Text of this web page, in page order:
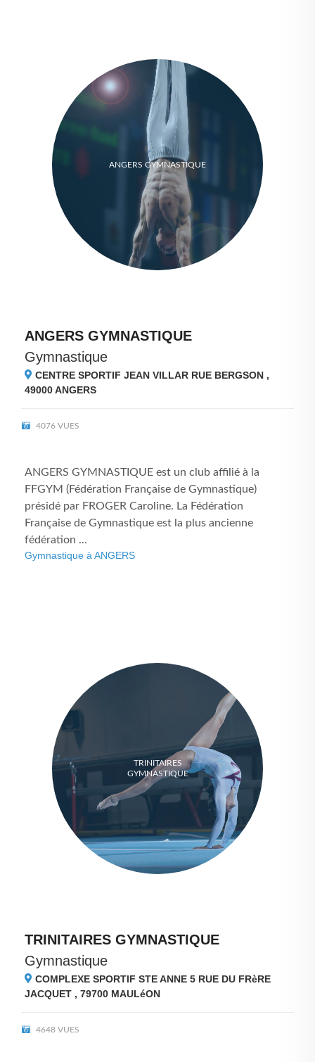
ANGERS GYMNASTIQUE
ANGERS GYMNASTIQUE
Gymnastique
CENTRE SPORTIF JEAN VILLAR RUE BERGSON ,
49000ANGERS
4076 VUES
ANGERS GYMNASTIQUE est un club affilié à la
FFGYM (Fédération Française de Gymnastique)
présidé par FROGER Caroline. La Fédération
Française de Gymnastique est la plus ancienne
fédération ...
Gymnastique à ANGERS
TRINITAIRES
GYMNASTIQUE
TRINITAIRES GYMNASTIQUE
Gymnastique
COMPLEXE SPORTIF STE ANNE 5 RUE DU FRèRE
JACQUET , 79700 MAULéON
4648 VUES